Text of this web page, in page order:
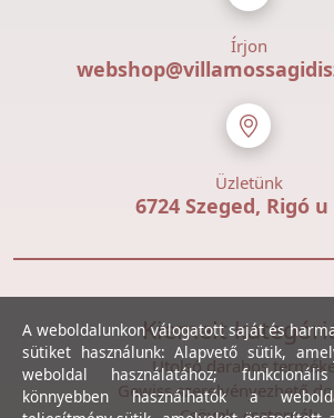
Írjon
Üzletünk
6724 Szeged, Rigó u
Kiemelt
Utolsó darabos
Gewiss szerelvényezhető
A weboldalunkon válogatott saját és
sütiket használunk: Alapvető sütik,
weboldal használatához;
könnyebben használhatók a